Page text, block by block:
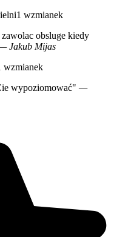
1 wzmianek
zawolac obsluge kiedy
Jakub Mijas
wzmianek
wypoziomować" —